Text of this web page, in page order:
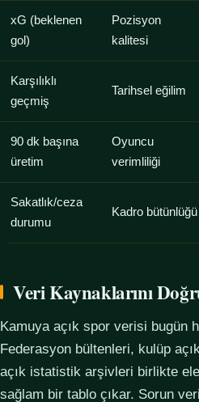
xG (beklenen
gol)
Pozisyon
kalitesi
Karşılıklı
geçmiş
Tarihsel eğilim
90 dk başına
üretim
Oyuncu
verimliliği
Sakatlık/ceza
durumu
Kadro bütünlüğü
Veri Kaynaklarını
Kamuya açık spor verisi bugün
Federasyon bültenleri, kulüp
açık istatistik arşivleri birlikte ele
sağlam bir tablo çıkar. Sorun